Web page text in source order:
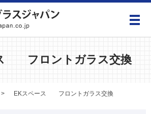
メ
フロントガラス交換
EKスペース フロントガラス交換